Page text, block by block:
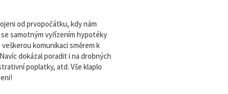
od prvopočátku, kdy nám
samotným vyřízením hypotéky
komunikaci směrem k
dokázal poradit i na drobných
poplatky, atd. Vše klaplo